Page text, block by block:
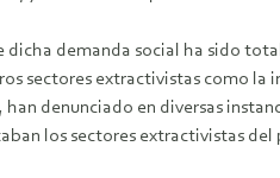
demanda social ha sido
sectores extractivistas como
denunciado en diversas
los sectores extractivistas del